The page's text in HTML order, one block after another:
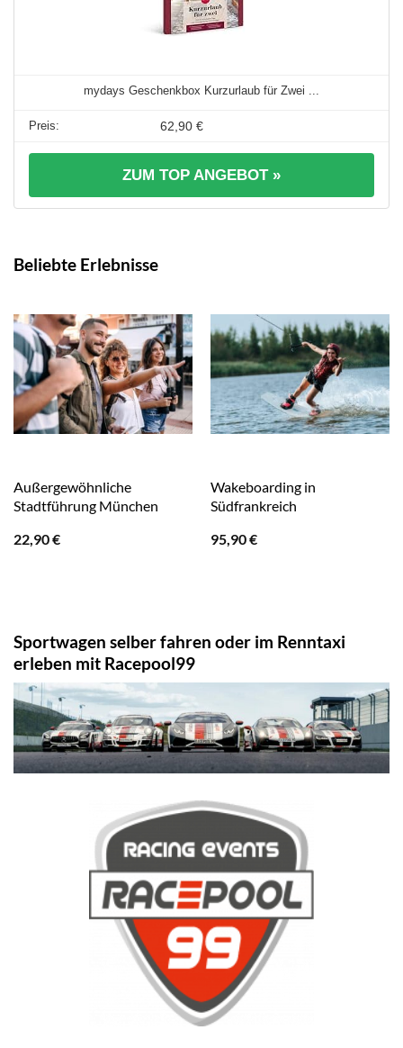
mydays Geschenkbox Kurzurlaub für Zwei ...
62,90 €
ZUM TOP ANGEBOT »
Beliebte Erlebnisse
Außergewöhnliche
Stadtführung München
22,90€
Wakeboarding in
Südfrankreich
95,90€
Sportwagen selber fahren oder im Renntaxi
erleben mit Racepool99